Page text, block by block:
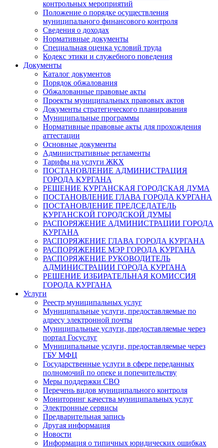
контрольных мероприятий
Положение о порядке осуществления
муниципального финансового контроля
Сведения о доходах
Нормативные документы
Специальная оценка условий труда
Кодекс этики и служебного поведения
Документы
Каталог документов
Порядок обжалования
Обжалованные правовые акты
Проекты муниципальных правовых актов
Документы стратегического планирования
Муниципальные программы
Нормативные правовые акты для прохождения
аттестации
Основные документы
Административные регламенты
Тарифы на услуги ЖКХ
ПОСТАНОВЛЕНИЕ АДМИНИСТРАЦИЯ
ГОРОДА КУРГАНА
РЕШЕНИЕ КУРГАНСКАЯ ГОРОДСКАЯ ДУМА
ПОСТАНОВЛЕНИЕ ГЛАВА ГОРОДА КУРГАНА
ПОСТАНОВЛЕНИЕ ПРЕДСЕДАТЕЛЬ
КУРГАНСКОЙ ГОРОДСКОЙ ДУМЫ
РАСПОРЯЖЕНИЕ АДМИНИСТРАЦИИ ГОРОДА
КУРГАНА
РАСПОРЯЖЕНИЕ ГЛАВА ГОРОДА КУРГАНА
РАСПОРЯЖЕНИЕ МЭР ГОРОДА КУРГАНА
РАСПОРЯЖЕНИЕ РУКОВОДИТЕЛЬ
АДМИНИСТРАЦИИ ГОРОДА КУРГАНА
РЕШЕНИЕ ИЗБИРАТЕЛЬНАЯ КОМИССИЯ
ГОРОДА КУРГАНА
Услуги
Реестр муниципальных услуг
Муниципальные услуги, предоставляемые по
адресу электронной почты
Муниципальные услуги, предоставляемые через
портал Госуслуг
Муниципальные услуги, предоставляемые через
ГБУ МФЦ
Государственные услуги в сфере переданных
полномочий по опеке и попечительству
Меры поддержки СВО
Перечень видов муниципального контроля
Мониторинг качества муниципальных услуг
Электронные сервисы
Предварительная запись
Другая информация
Новости
Информация о типичных юридических ошибках